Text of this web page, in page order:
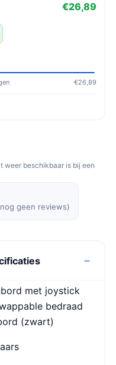
€26,89
€26,89
weer beschikbaar is bij een
geen reviews)
met joystick
bedraad
(zwart)